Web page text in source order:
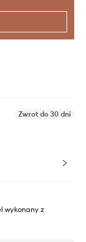
Zwrot do 30 dni
wykonany z